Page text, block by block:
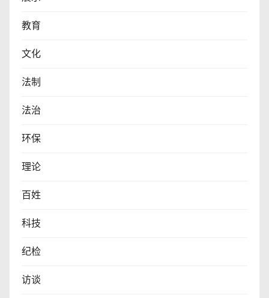
教育
文化
法制
法治
环保
理论
百姓
科技
纪检
访谈